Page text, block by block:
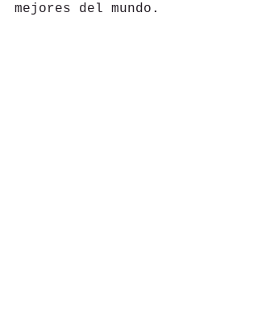
mejores del mundo.